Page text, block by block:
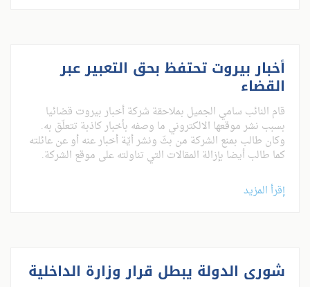
أخبار بيروت تحتفظ بحق التعبير عبر
القضاء
قام النائب سامي الجميل بملاحقة شركة أخبار بيروت قضائيا
بسبب نشر موقعها الالكتروني ما وصفه بأخبار كاذبة تتعلّق به.
وكان طالب بمنع الشركة من بثّ ونشر أيّة أخبار عنه أو عن عائلته
كما طالب أيضا بإزالة المقالات التي تناولته على موقع الشركة.
إقرأ المزيد
شورى الدولة يبطل قرار وزارة الداخلية